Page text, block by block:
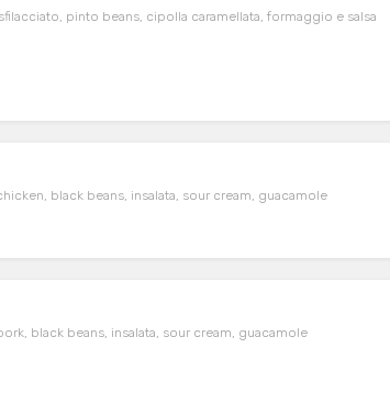
pinto beans, cipolla caramellata, formaggio e salsa
black beans, insalata, sour cream, guacamole
black beans, insalata, sour cream, guacamole